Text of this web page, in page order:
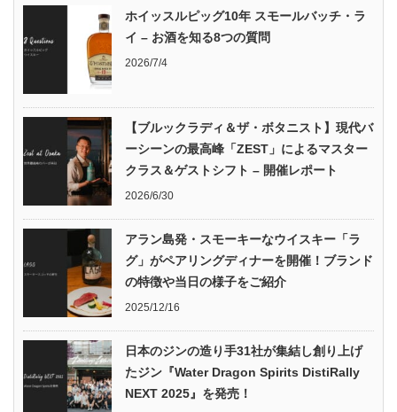
ホイッスルピッグ10年 スモールバッチ・ラ
イ – お酒を知る8つの質問
2026/7/4
【ブルックラディ＆ザ・ボタニスト】現代バ
ーシーンの最高峰「ZEST」によるマスター
クラス＆ゲストシフト – 開催レポート
2026/6/30
アラン島発・スモーキーなウイスキー「ラ
グ」がペアリングディナーを開催！ブランド
の特徴や当日の様子をご紹介
2025/12/16
日本のジンの造り手31社が集結し創り上げ
たジン『Water Dragon Spirits DistiRally
NEXT 2025』を発売！